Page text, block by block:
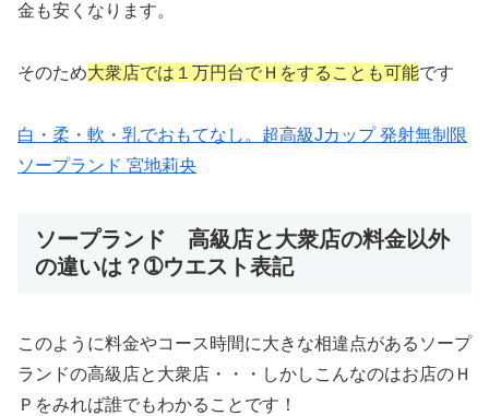
金も安くなります。
そのため大衆店では１万円台でＨをすることも可能です
白・柔・軟・乳でおもてなし。超高級Jカップ 発射無制限
ソープランド 宮地莉央
ソープランド 高級店と大衆店の料金以外
の違いは？➀ウエスト表記
このように料金やコース時間に大きな相違点があるソープ
ランドの高級店と大衆店・・・しかしこんなのはお店のＨ
Ｐをみれば誰でもわかることです！